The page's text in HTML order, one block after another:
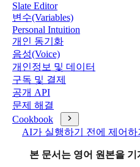
Slate Editor
변수(Variables)
Personal Intuition
개인 동기화
음성(Voice)
개인정보 및 데이터
구독 및 결제
공개 API
문제 해결
Cookbook
AI가 실행하기 전에 제어하
본 문서는 영어 원본을